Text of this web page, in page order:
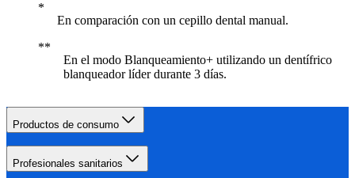
En comparación con un cepillo dental manual.
En el modo Blanqueamiento+ utilizando un dentífrico
blanqueador líder durante 3 días.
Productos de consumo
Profesionales sanitarios